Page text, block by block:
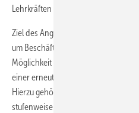
Lehrkräften als Landesbediensteten
Ziel des Angebots ist es, in einem
um Beschäftigten mit
Möglichkeit zu eröffnen, eine
einer erneuten Arbeitsunfähigkeit
Hierzu gehören unterschiedliche
stufenweise Wiedereingliederung